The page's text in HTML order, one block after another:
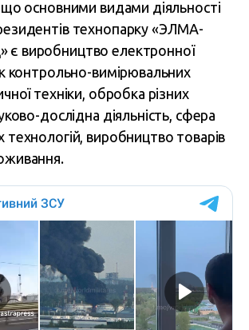
що основними видами діяльності
технопарку «ЭЛМА-
виробництво електронної
контрольно-вимірювальних
техніки, обробка різних
дослідна діяльність, сфера
технологій, виробництво товарів